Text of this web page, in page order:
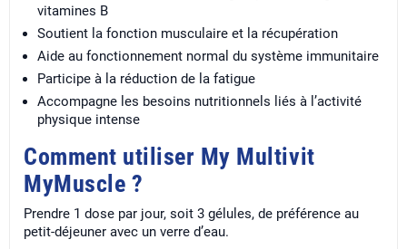
vitamines B
Soutient la fonction musculaire et la récupération
Aide au fonctionnement normal du système immunitaire
Participe à la réduction de la fatigue
Accompagne les besoins nutritionnels liés à l’activité
physique intense
Comment utiliser My Multivit
MyMuscle ?
Prendre 1 dose par jour, soit 3 gélules, de préférence au
petit-déjeuner avec un verre d’eau.